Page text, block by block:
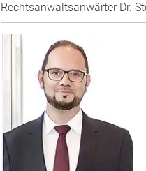
Rechtsanwaltsanwärter Dr.